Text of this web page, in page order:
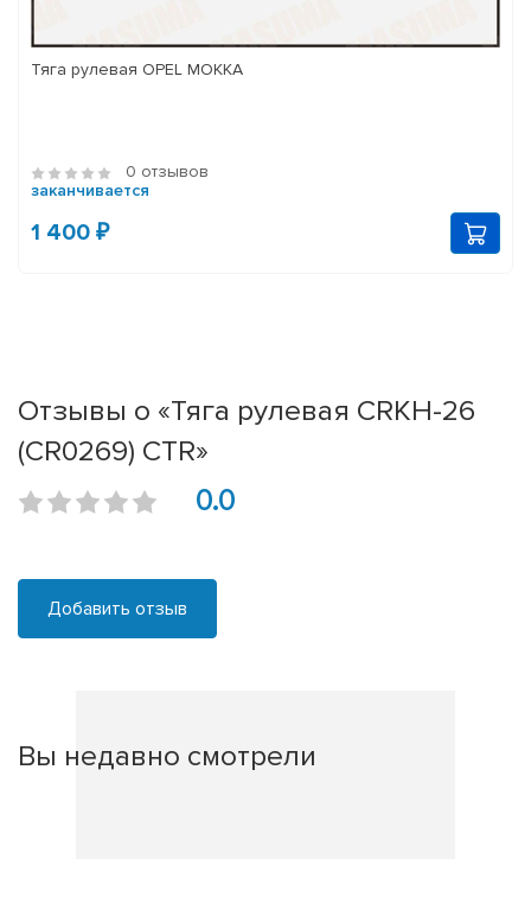
Тяга рулевая OPEL MOKKA
0 отзывов
заканчивается
1 400 ₽
Отзывы о «Тяга рулевая CRKH-26
(CR0269) CTR»
0.0
Добавить отзыв
Вы недавно смотрели